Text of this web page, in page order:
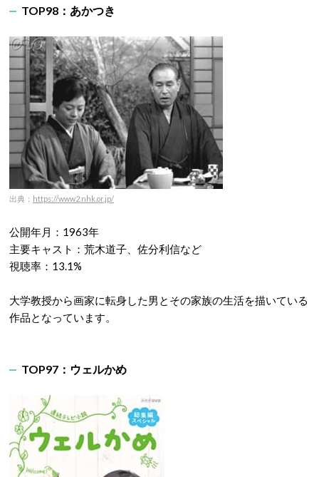
TOP98：あかつき
出典： https://www2.nhk.or.jp/
公開年月：1963年
主要キャスト：荒木道子、佐分利信など
視聴率：13.1%
大学教授から画家に転身した男とその家族の生活を描いている
作品となっています。
TOP97：ウェルかめ